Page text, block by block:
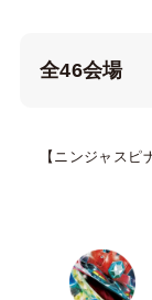
全46会場
【ニンジャスピ